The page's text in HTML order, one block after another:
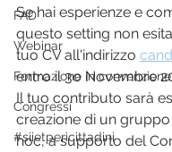
FAD
Webinar
Formazione in convenzione
Congressi
#siietpericittadini
Se hai esperienze e
questo setting non
tuo CV all'indirizzo
entro il 3o Novembre
Il tuo contributo sarà
creazione di un
hoc, a supporto del